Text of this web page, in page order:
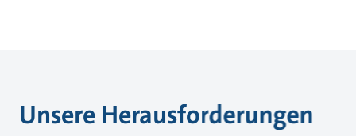
Unsere Herausforderungen